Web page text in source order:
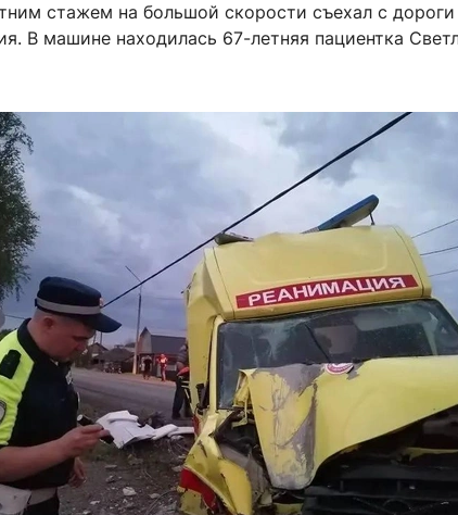
стажем на большой скорости съехал с дороги
В машине находилась 67-летняя пациентка